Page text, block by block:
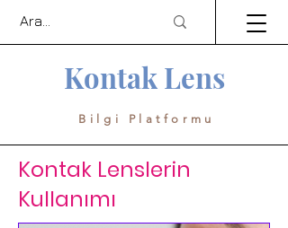
Kontak Lens
Bilgi Platformu
Kontak Lenslerin
Kullanımı